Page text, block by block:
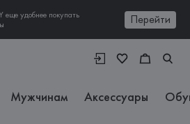
еще удобнее покупать
Перейти
Мужчинам Аксессуары